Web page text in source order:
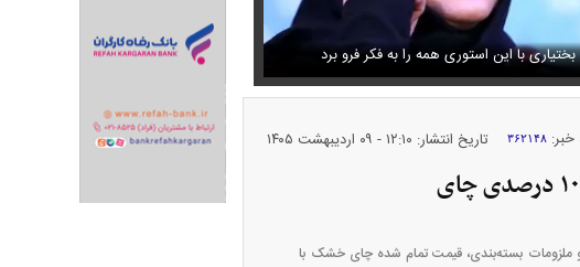
از کار قشنگی که مهران مدیری برایش
فیلم/ پزشکیان: دشمنان می‌دانند چه کسانی را با این استوری همه را به فکر فرو برد حذف خبر مربوط به محسن رضایی از
خبر:۳۶۲۱۴۸ تاریخ انتشار: ۱۲:۱۰ - ۰۹ ارديبهشت ۱۴۰۵
و ملزومات بسته‌بندی، قیمت تمام شده چای خشک با